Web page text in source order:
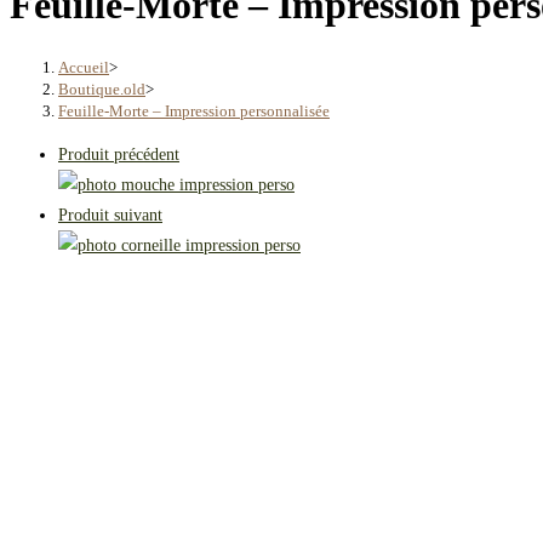
Accueil>
Boutique.old>
Feuille-Morte – Impression personnalisée
Produit précédent
Produit suivant